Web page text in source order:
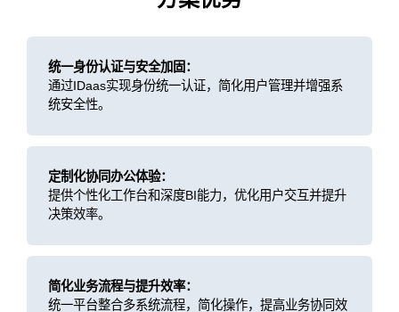
统一身份认证与安全加固：
通过IDaas实现身份统一认证，简化用户管理并增强系
统安全性。
定制化协同办公体验：
提供个性化工作台和深度BI能力，优化用户交互并提升
决策效率。
简化业务流程与提升效率：
统一平台整合多系统流程，简化操作，提高业务协同效